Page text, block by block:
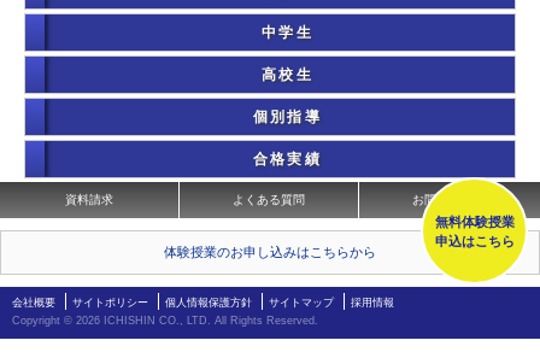
無料体験授業
申込はこちら
中学生
高校生
個別指導
合格実績
資料請求 よくある質問 お問い合わせ
体験授業のお申し込みはこちらから
会社概要 サイトポリシー 個人情報保護方針 サイトマップ
採用情報
Copyright © 2026 ICHISHIN CO., LTD. All Rights Reserved.